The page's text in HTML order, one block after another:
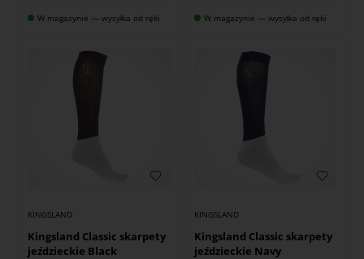
W magazynie — wysyłka od ręki W magazynie — wysyłka od ręki
KINGSLAND
Kingsland Classic skarpety
jeździeckie Black
KINGSLAND
Kingsland Classic skarpety
jeździeckie Navy